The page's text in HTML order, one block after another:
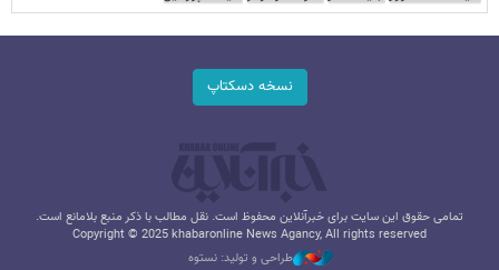
نسخه دسکتاپ
تمامی حقوق این سایت برای خبرآنلاین محفوظ است. نقل مطالب با ذکر منبع بلامانع است.
Copyright © 2025 khabaronline News Agancy, All rights reserved
طراحی و تولید: نستوه